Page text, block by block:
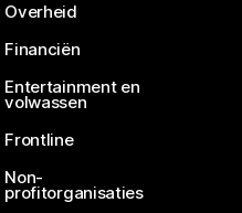
Overheid
Financiën
Entertainment en
volwassen
Frontline
Non-
profitorganisaties